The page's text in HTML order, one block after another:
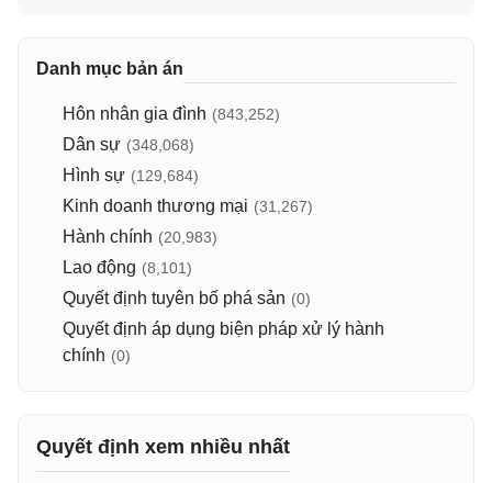
Danh mục bản án
Hôn nhân gia đình (843,252)
Dân sự (348,068)
Hình sự (129,684)
Kinh doanh thương mại (31,267)
Hành chính (20,983)
Lao động (8,101)
Quyết định tuyên bố phá sản (0)
Quyết định áp dụng biện pháp xử lý hành
chính (0)
Quyết định xem nhiều nhất